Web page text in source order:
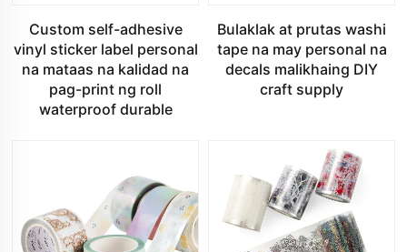
Custom self-adhesive
vinyl sticker label personal
na mataas na kalidad na
pag-print ng roll
waterproof durable
Bulaklak at prutas washi
tape na may personal na
decals malikhaing DIY
craft supply